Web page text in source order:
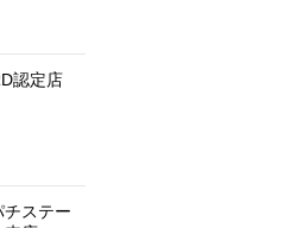
認定店
チステー